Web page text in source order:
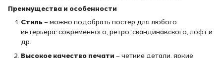
Преимущества и особенности
Стиль– можно подобрать постер для любого
интерьера: современного, ретро, скандинавского, лофт и
др.
Высокое качество печати – четкие детали, яркие